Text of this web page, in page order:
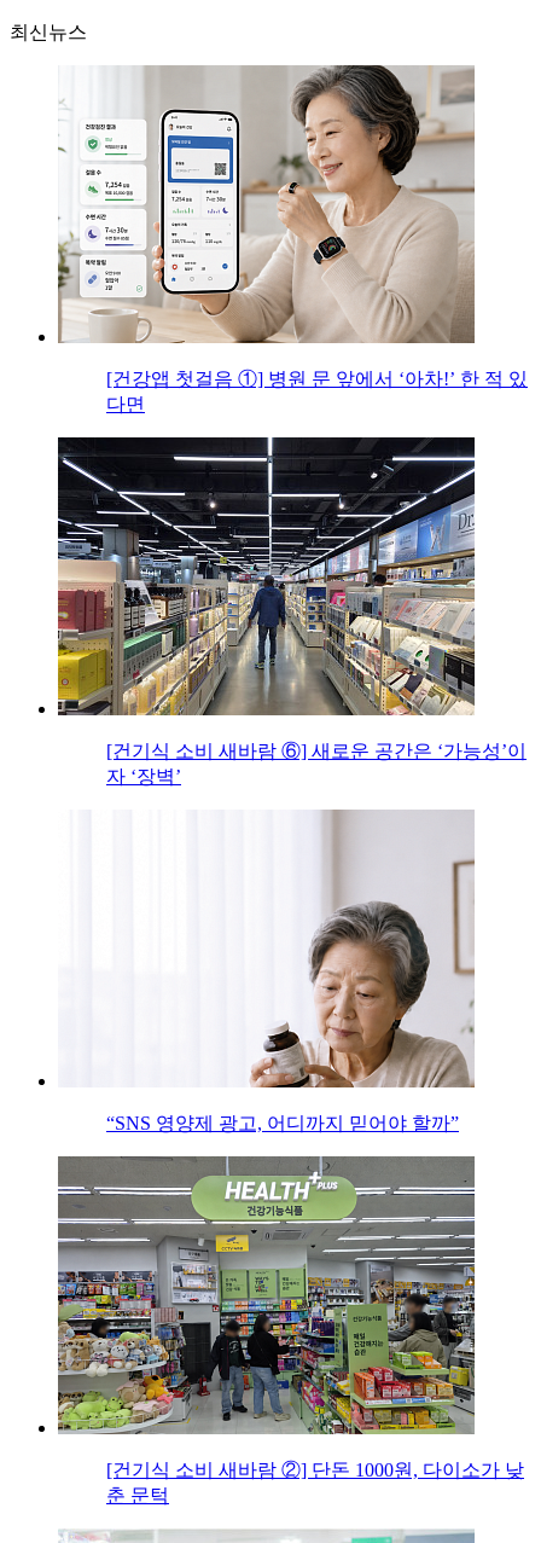
최신뉴스
[건강앱 첫걸음 ①] 병원 문 앞에서 ‘아차!’ 한 적 있
다면
[건기식 소비 새바람 ⑥] 새로운 공간은 ‘가능성’이
자 ‘장벽’
“SNS 영양제 광고, 어디까지 믿어야 할까”
[건기식 소비 새바람 ②] 단돈 1000원, 다이소가 낮
춘 문턱